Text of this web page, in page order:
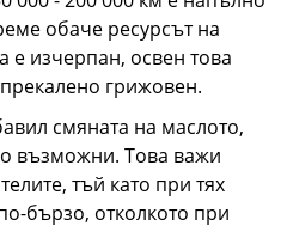
обаче ресурсът на
е изчерпан, освен това
грижовен.
смяната на маслото,
възможни. Това важи
тъй като при тях
бързо, отколкото при
кутии трябва да се
Някои от тях